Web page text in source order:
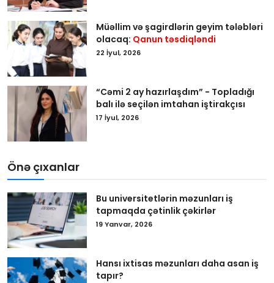
Müəllim və şagirdlərin geyim tələbləri
olacaq: Qanun təsdiqləndi
22 İyul, 2026
“Cəmi 2 ay hazırlaşdım” - Topladığı
balı ilə seçilən imtahan iştirakçısı
17 İyul, 2026
Önə çıxanlar
Bu universitetlərin məzunları iş
tapmaqda çətinlik çəkirlər
19 Yanvar, 2026
Hansı ixtisas məzunları daha asan iş
tapır?